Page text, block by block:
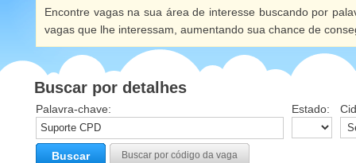
Encontre vagas na sua área de interesse buscando por
vagas que lhe interessam, aumentando sua chance de
Buscar por detalhes
Palavra-chave: Estado:
Buscar Buscar por código da vaga